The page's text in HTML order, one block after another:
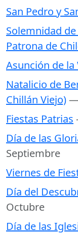
San Pedro y
Solemnidad
Patrona de
Asunción de la
Natalicio de
Chillán Viejo)—
Fiestas Patrias
Día de las
Septiembre
Viernes de
Día del
Octubre
Día de las